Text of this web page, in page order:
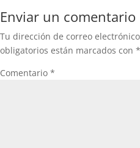
Enviar un comentario
Tu dirección de correo
obligatorios están marcados con *
Comentario *